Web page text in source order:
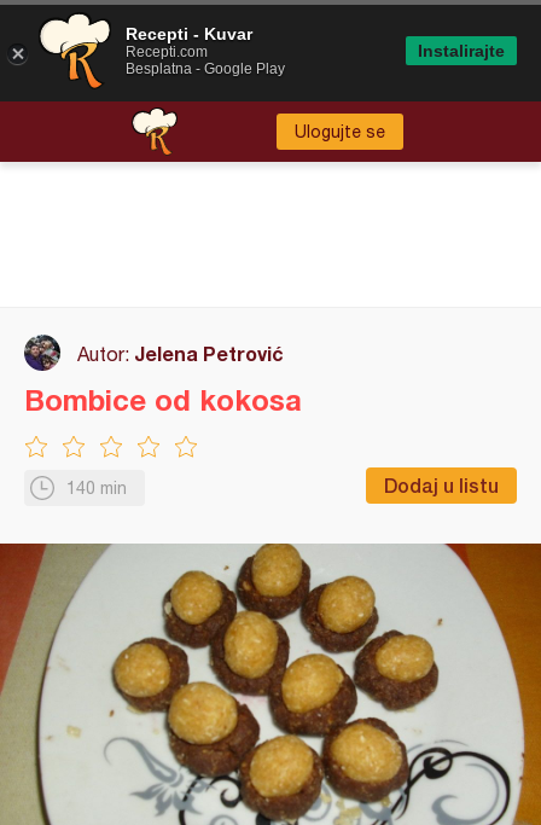
Ulogujte se
Autor: Jelena Petrović
140 min Dodaj u listu
Bombice od kokosa
Recepti - Kuvar
Recepti.com
Besplatna - Google Play
Instalirajte